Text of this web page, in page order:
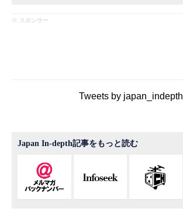
※ スポンサー
Tweets by japan_indepth
Japan In-depth記事をもっと読む